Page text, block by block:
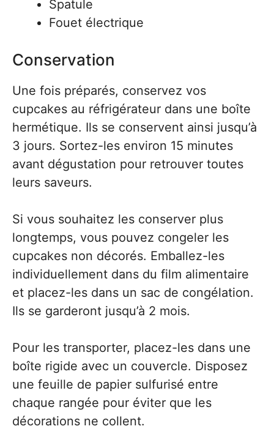
Spatule
Fouet électrique
Conservation
Une fois préparés, conservez vos
cupcakes au réfrigérateur dans une boîte
hermétique. Ils se conservent ainsi jusqu’à
3 jours. Sortez-les environ 15 minutes
avant dégustation pour retrouver toutes
leurs saveurs.
Si vous souhaitez les conserver plus
longtemps, vous pouvez congeler les
cupcakes non décorés. Emballez-les
individuellement dans du film alimentaire
et placez-les dans un sac de congélation.
Ils se garderont jusqu’à 2 mois.
Pour les transporter, placez-les dans une
boîte rigide avec un couvercle. Disposez
une feuille de papier sulfurisé entre
chaque rangée pour éviter que les
décorations ne collent.